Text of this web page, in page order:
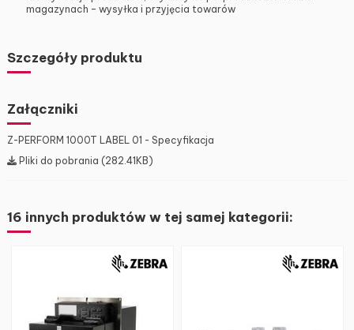
magazynach – wysyłka i przyjęcia towarów
Szczegóły produktu
Załączniki
Z-PERFORM 1000T LABEL 01 - Specyfikacja
Pliki do pobrania (282.41KB)
16 innych produktów w tej samej kategorii: